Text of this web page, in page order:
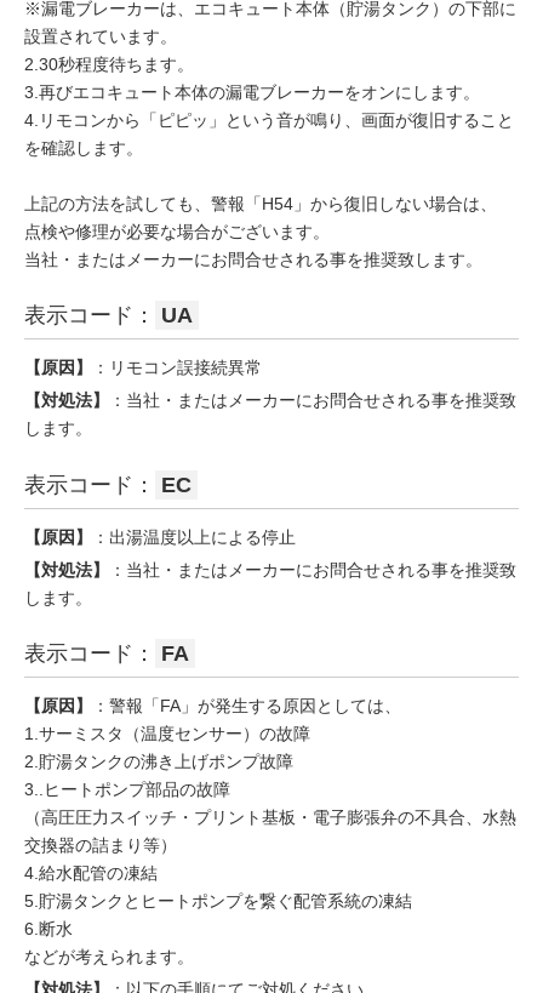
※漏電ブレーカーは、エコキュート本体（貯湯タンク）の下部に
設置されています。
2.30秒程度待ちます。
3.再びエコキュート本体の漏電ブレーカーをオンにします。
4.リモコンから「ピピッ」という音が鳴り、画面が復旧すること
を確認します。
上記の方法を試しても、警報「H54」から復旧しない場合は、
点検や修理が必要な場合がございます。
当社・またはメーカーにお問合せされる事を推奨致します。
表示コード： UA
【原因】
：リモコン誤接続異常
【対処法】
：当社・またはメーカーにお問合せされる事を推奨致
します。
表示コード： EC
【原因】
：出湯温度以上による停止
【対処法】
：当社・またはメーカーにお問合せされる事を推奨致
します。
表示コード： FA
【原因】
：警報「FA」が発生する原因としては、
1.サーミスタ（温度センサー）の故障
2.貯湯タンクの沸き上げポンプ故障
3..ヒートポンプ部品の故障
（高圧圧力スイッチ・プリント基板・電子膨張弁の不具合、水熱
交換器の詰まり等）
4.給水配管の凍結
5.貯湯タンクとヒートポンプを繋ぐ配管系統の凍結
6.断水
などが考えられます。